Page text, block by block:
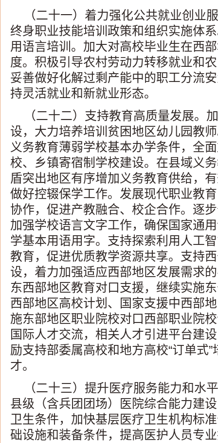
（二十一）着力强化公共就业创业
终身职业技能培训政策和组织实施体
用语言培训。加大对高校毕业生在西
度。积极引导农村劳动力转移就业和
妥善做好化解过剩产能中的职工分流
持灵活就业和新就业形态。
（二十二）支持教育高质量发展。
设，大力培养培训贫困地区幼儿园教
义务教育薄弱学校基本办学条件，全
校、乡镇寄宿制学校建设。在县域义
盾突出地区有序增加义务教育供给，
做好控辍保学工作。发展现代职业教
协作，促进产教融合、校企合作。逐
加强学校语言文字工作，确保国家通
学基本用语用字。支持探索利用人工
教育，促进优质教学资源共享。支持
设，着力加强适应西部地区发展需求
东西部地区教育对口支援，继续实施
西部地区高校计划、国家支援中西部
施东部地区职业院校对口西部职业院
国际人才交流，相关人才引进平台建
励支持部委属高校和地方高校“订单式
才。
（二十三）提升医疗服务能力和水
县级（含兵团团场）医院综合能力建
卫生条件，加快基层医疗卫生机构标
础设施和装备条件，提高医护人员专